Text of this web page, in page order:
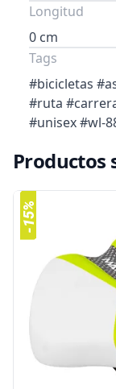
Longitud
0 cm
Tags
#bicicletas
#ruta
#unisex #wl-
Productos